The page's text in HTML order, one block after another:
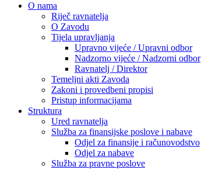
O nama
Riječ ravnatelja
O Zavodu
Tijela upravljanja
Upravno vijeće / Upravni odbor
Nadzorno vijeće / Nadzorni odbor
Ravnatelj / Direktor
Temeljni akti Zavoda
Zakoni i provedbeni propisi
Pristup informacijama
Struktura
Ured ravnatelja
Služba za finansijske poslove i nabave
Odjel za finansije i računovodstvo
Odjel za nabave
Služba za pravne poslove